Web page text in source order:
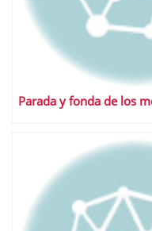
Parada y fonda de los